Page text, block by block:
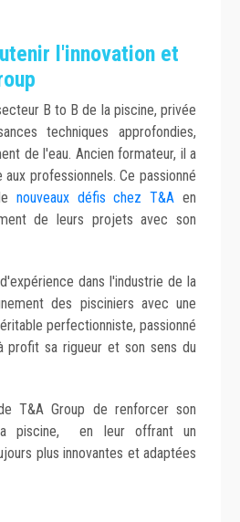
l'innovation et
B to B de la piscine, privée
techniques approfondies,
de l'eau. Ancien formateur, il a
professionnels. Ce passionné
nouveaux défis chez T&A en
de leurs projets avec son
dans l'industrie de la
des pisciniers avec une
perfectionniste, passionné
profit sa rigueur et son sens du
T&A Group de renforcer son
la piscine, en leur offrant un
plus innovantes et adaptées